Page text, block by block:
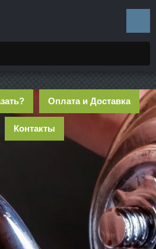
Оплата и Доставка
Контакты